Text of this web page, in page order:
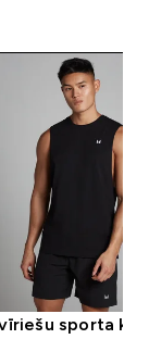
vīriešu sporta